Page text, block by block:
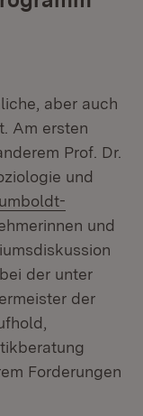
aber auch
Am ersten
Prof. Dr.
und
Fenster)und
der unter
der
Forderungen